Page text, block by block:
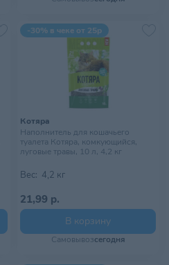
-30% в чеке от 25р
Котяра
Наполнитель для кошачьего
туалета Котяра, комкующийся,
луговые травы, 10 л, 4,2 кг
Вес: 4,2 кг
21,99 р.
В корзину
Самовывозсегодня